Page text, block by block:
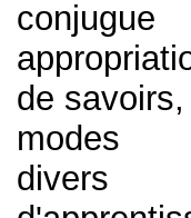
conjugue
de savoirs,
modes
divers